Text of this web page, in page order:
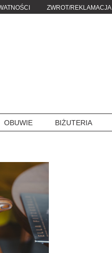
ZWROT/REKLAMACJA
OBUWIE BIŻUTERIA